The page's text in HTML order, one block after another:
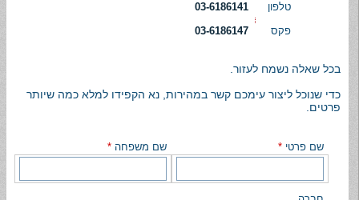
טלפון
03-6186141
פקס
03-6186147
בכל שאלה נשמח לעזור.
כדי שנוכל ליצור עימכם קשר במהירות, נא הקפידו למלא כמה שיותר
פרטים.
שם פרטי * שם משפחה *